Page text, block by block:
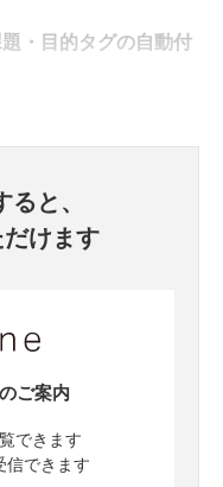
・目的タグの自動付
ると、
けます
のご案内
できます
信できます